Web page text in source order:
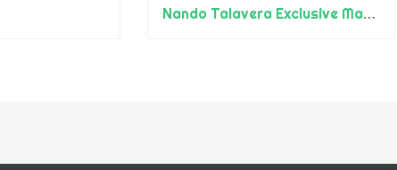
Nando Talavera Exclusive Make Up Artist